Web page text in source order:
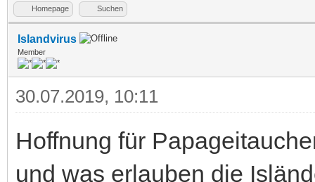
Homepage Suchen
Islandvirus
Member
30.07.2019, 10:11
Hoffnung für
und was erlauben die